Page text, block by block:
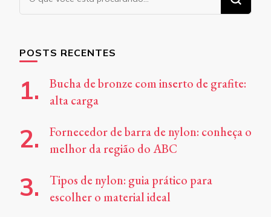
algo?
POSTS RECENTES
Bucha de bronze com inserto de grafite:
alta carga
Fornecedor de barra de nylon: conheça o
melhor da região do ABC
Tipos de nylon: guia prático para
escolher o material ideal